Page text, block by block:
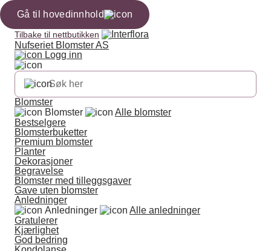
Gå til hovedinnhold
Tilbake til nettbutikken
Nufseriet Blomster AS
Logg inn
Blomster
Blomster
Alle blomster
Bestselgere
Blomsterbuketter
Premium blomster
Planter
Dekorasjoner
Begravelse
Blomster med tilleggsgaver
Gave uten blomster
Anledninger
Anledninger
Alle anledninger
Gratulerer
Kjærlighet
God bedring